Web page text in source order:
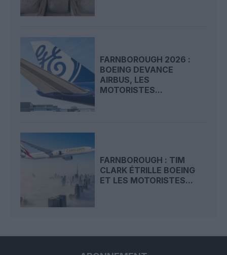
FARNBOROUGH 2026 :
BOEING DEVANCE
AIRBUS, LES
MOTORISTES...
FARNBOROUGH : TIM
CLARK ÉTRILLE BOEING
ET LES MOTORISTES...